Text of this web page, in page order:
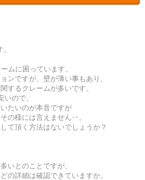
ムに困っています。
ンですが、壁が薄い事もあり、
するクレームが多いです。
いので、
たいのが本音ですが
の様には言えません‥。
て頂く方法はないでしょうか？
いとのことですが、
の詳細は確認できていますか。